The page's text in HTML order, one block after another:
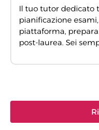
Il tuo tutor dedicato
pianificazione
piattaforma,
post-laurea. Sei